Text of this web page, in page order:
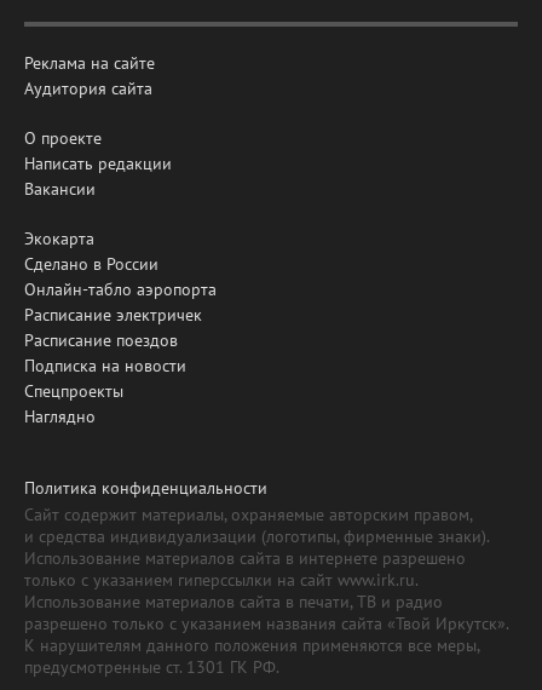
Реклама на сайте
Аудитория сайта
О проекте
Написать редакции
Вакансии
Экокарта
Сделано в России
Онлайн-табло аэропорта
Расписание электричек
Расписание поездов
Подписка на новости
Спецпроекты
Наглядно
Политика конфиденциальности
Сайт содержит материалы, охраняемые авторским правом,
и средства индивидуализации (логотипы, фирменные знаки).
Использование материалов сайта в интернете разрешено
только с указанием гиперссылки на сайт www.irk.ru.
Использование материалов сайта в печати, ТВ и радио
разрешено только с указанием названия сайта «Твой Иркутск».
К нарушителям данного положения применяются все меры,
предусмотренные ст. 1301 ГК РФ.